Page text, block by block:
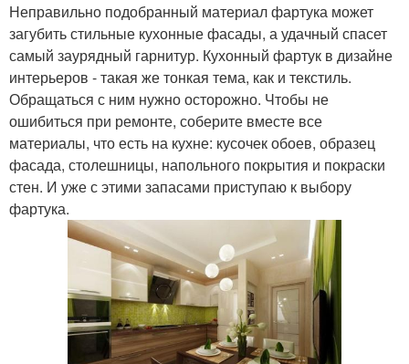
Неправильно подобранный материал фартука может
загубить стильные кухонные фасады, а удачный спасет
самый заурядный гарнитур. Кухонный фартук в дизайне
интерьеров - такая же тонкая тема, как и текстиль.
Обращаться с ним нужно осторожно. Чтобы не
ошибиться при ремонте, соберите вместе все
материалы, что есть на кухне: кусочек обоев, образец
фасада, столешницы, напольного покрытия и покраски
стен. И уже с этими запасами приступаю к выбору
фартука.